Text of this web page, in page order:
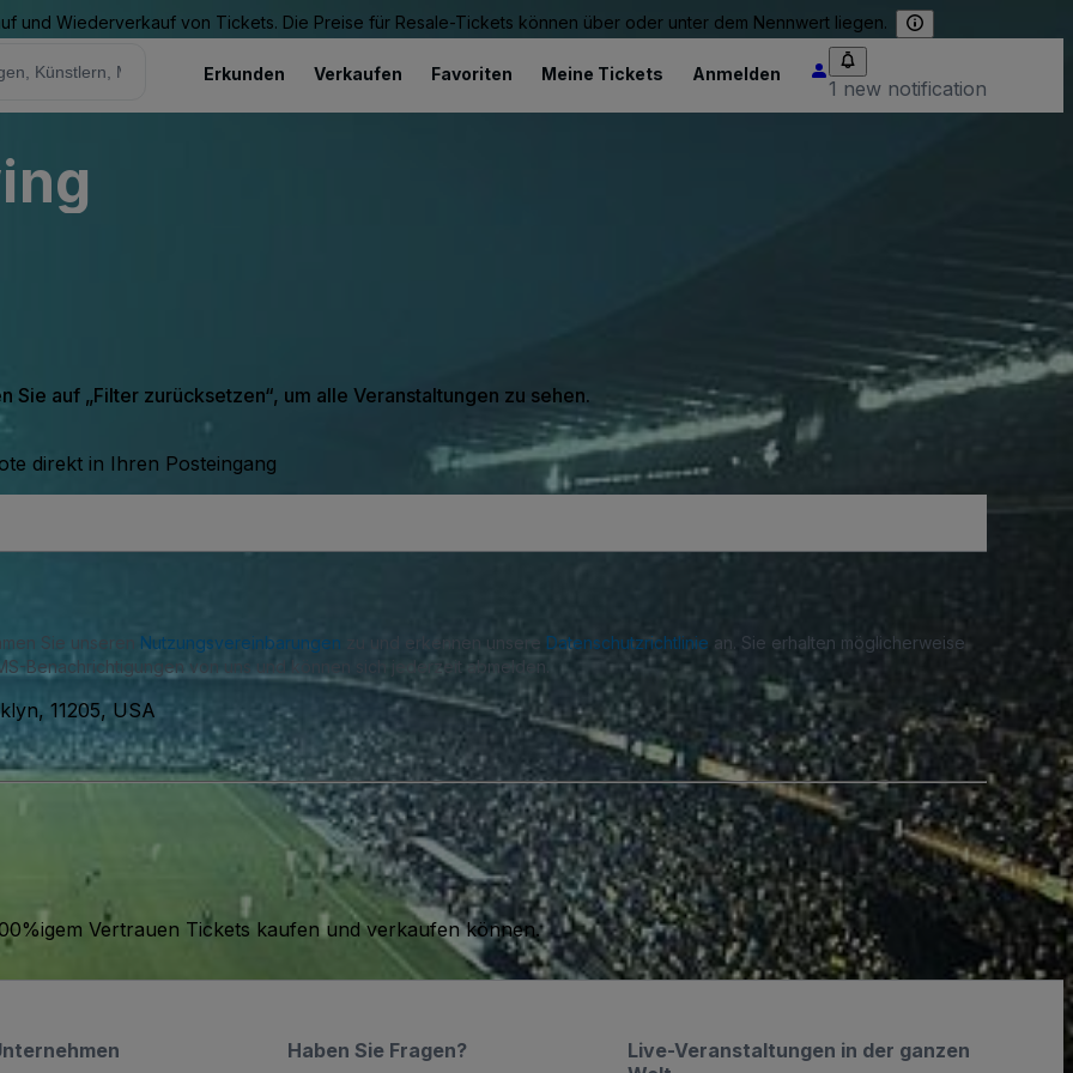
und Wiederverkauf von Tickets. Die Preise für Resale-Tickets können über oder unter dem Nennwert liegen.
Erkunden Verkaufen Favoriten Meine Tickets Anmelden
1 new notification
Sie auf „Filter zurücksetzen“, um alle Veranstaltungen zu sehen.
direkt in Ihren Posteingang
Sie unseren Nutzungsvereinbarungen zu und erkennen unsere Datenschutzrichtlinie an. Sie erhalten möglicherweise
Benachrichtigungen von uns und können sich jederzeit abmelden.
11205, USA
Vertrauen Tickets kaufen und verkaufen können.
Live-Veranstaltungen in der ganzen
Haben Sie Fragen?